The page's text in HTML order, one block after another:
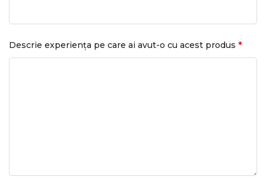
Descrie experiența pe care ai avut-o cu acest produs *